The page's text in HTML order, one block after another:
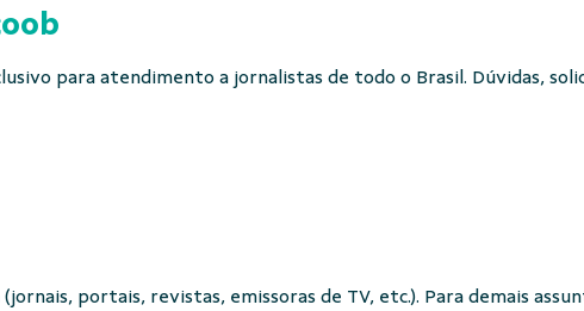
para atendimento a jornalistas de todo o Brasil. Dúvidas,
portais, revistas, emissoras de TV, etc.). Para demais